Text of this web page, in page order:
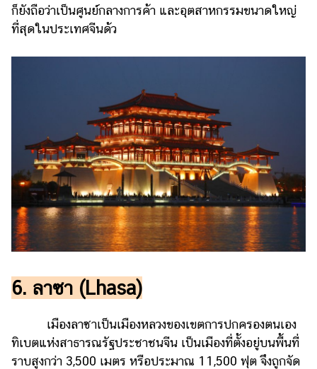
ก็ยังถือว่าเป็นศูนย์กลางการค้า และอุตสาหกรรมขนาดใหญ่
ที่สุดในประเทศจีนด้ว
6. ลาซา (Lhasa)
เมืองลาซาเป็นเมืองหลวงของเขตการปกครองตนเอง
ทิเบตแห่งสาธารณรัฐประชาชนจีน เป็นเมืองที่ตั้งอยู่บนพื้นที่
ราบสูงกว่า 3,500 เมตร หรือประมาณ 11,500 ฟุต จึงถูกจัด